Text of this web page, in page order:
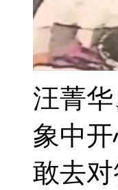
汪菁
象中
敢去